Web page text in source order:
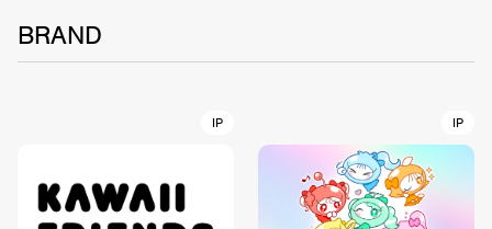
BRAND
IP IP